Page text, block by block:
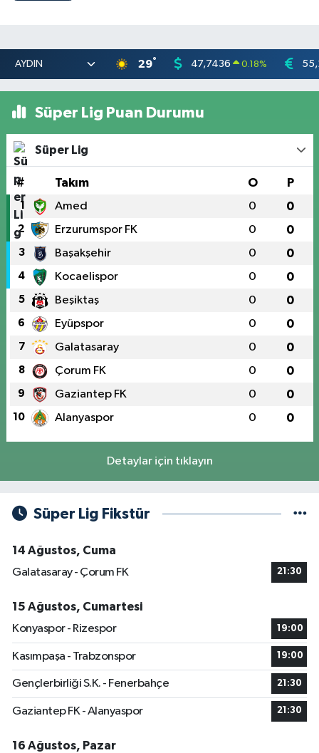
29° 47,7436 0.18%
Süper Lig Puan Durumu
Süper Lig
# Takım O P
1 Amed 0 0
2 Erzurumspor FK 0 0
3 Başakşehir 0 0
4 Kocaelispor 0 0
5 Beşiktaş 0 0
6 Eyüpspor 0 0
7 Galatasaray 0 0
8 Çorum FK 0 0
9 Gaziantep FK 0 0
10 Alanyaspor 0 0
Detaylar için tıklayın
Süper Lig Fikstür
14 Ağustos, Cuma
Galatasaray - Çorum FK
21:30
15 Ağustos, Cumartesi
Konyaspor - Rizespor
19:00
Kasımpaşa - Trabzonspor 19:00
Gençlerbirliği S.K. - Fenerbahçe 21:30
Gaziantep FK - Alanyaspor 21:30
16 Ağustos, Pazar